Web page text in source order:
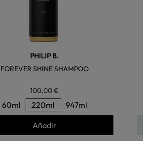
PHILIP B.
FOREVER SHINE SHAMPOO
100,00 €
60ml 220ml 947ml
Añadir